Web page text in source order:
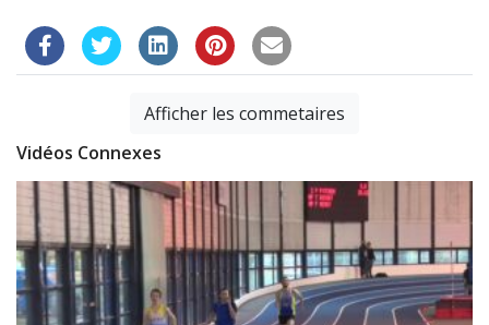
Afficher les commetaires
Vidéos Connexes